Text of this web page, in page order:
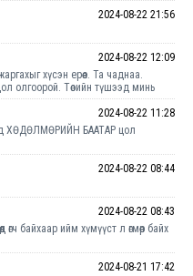
2024-08-22 21:56
2024-08-22 12:09
хүсэн ерөөе. Та чаднаа.
олгоорой. Төоийн түшээд минь
2024-08-22 11:28
ХӨДӨЛМӨРИЙН БААТАР цол
2024-08-22 08:44
2024-08-22 08:43
өгч байхаар ийм хүмүүст л өгмөөр байх
2024-08-21 17:42